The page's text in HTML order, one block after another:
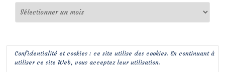
Confidentialité et cookies : ce site utilise des cookies. En continuant à
utiliser ce site Web, vous acceptez leur utilisation.